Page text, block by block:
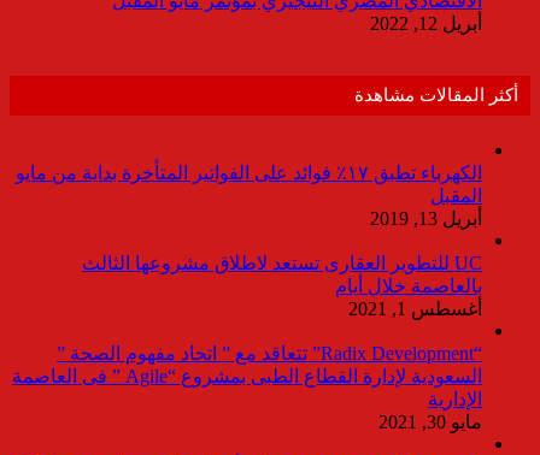
أبريل 12, 2022
أكثر المقالات مشاهدة
الكهرباء تطبق ١٧٪ فوائد على الفواتير المتأخرة بداية من مايو
المقبل
أبريل 13, 2019
UC للتطوير العقارى تستعد لاطلاق مشروعها الثالث
بالعاصمة خلال أيام
أغسطس 1, 2021
“Radix Development” تتعاقد مع ” اتحاد مفهوم الصحة ”
السعودية لإدارة القطاع الطبى بمشروع “Agile ” فى العاصمة
الإدارية
مايو 30, 2021